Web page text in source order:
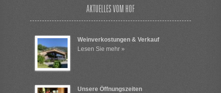
AKTUELLES VOM HOF
Weinverkostungen & Verkauf
Lesen Sie mehr »
Unsere Öffnungszeiten